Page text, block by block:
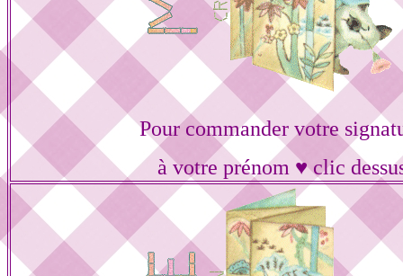
Pour commander votre
à votre prénom ♥ clic